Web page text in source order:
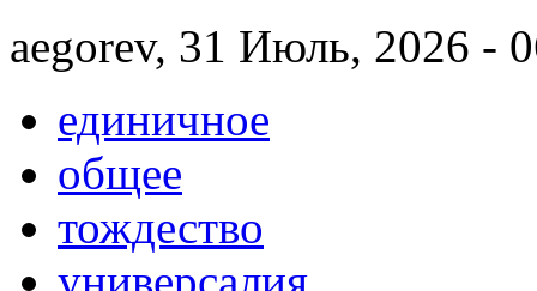
aegorev, 31 Июль, 2026 -
единичное
общее
тождество
универсалия